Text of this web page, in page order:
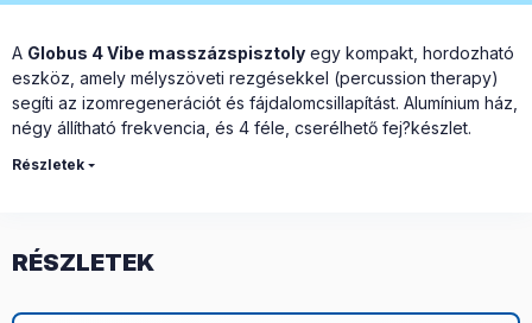
A Globus 4 Vibe masszázspisztoly egy kompakt, hordozható
eszköz, amely mélyszöveti rezgésekkel (percussion therapy)
segíti az izomregenerációt és fájdalomcsillapítást. Alumínium ház,
négy állítható frekvencia, és 4 féle, cserélhető fej?készlet.
Részletek
RÉSZLETEK